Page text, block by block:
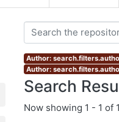
Author:
Author:
Search
Now showing 1 - 1 of 1